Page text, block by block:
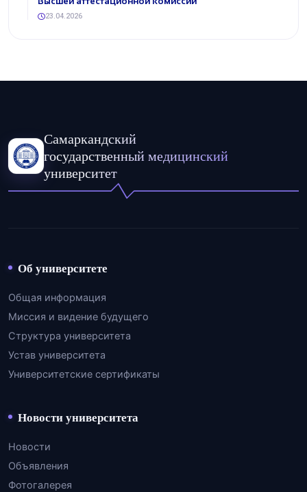
23.04.2026
Самаркандский
государственный медицинский
университет
Об университете
Общая информация
Миссия и видение будущего
Структура университета
Устав университета
Университетские сертификаты
Новости университета
Новости
Объявления
Фотогалерея